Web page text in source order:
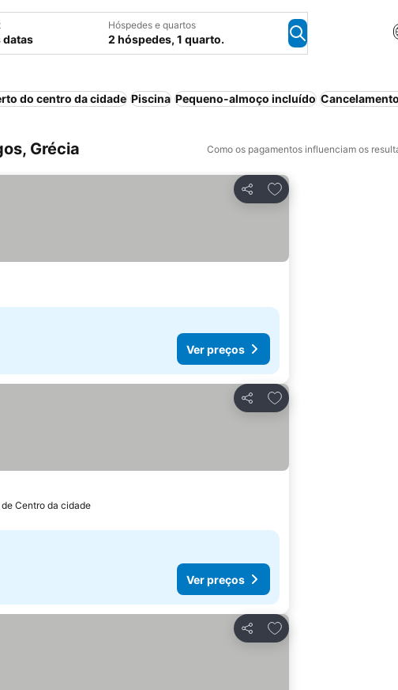
datas
Hóspedes e quartos
2 hóspedes, 1 quarto.
do centro da cidade Piscina Pequeno-almoço incluído
Grécia Como os pagamentos influenciam os
Partilhar
Adicionar aos favoritos
Ver preços
Partilhar
Adicionar aos favoritos
Centro da cidade
Ver preços
Partilhar
Adicionar aos favoritos